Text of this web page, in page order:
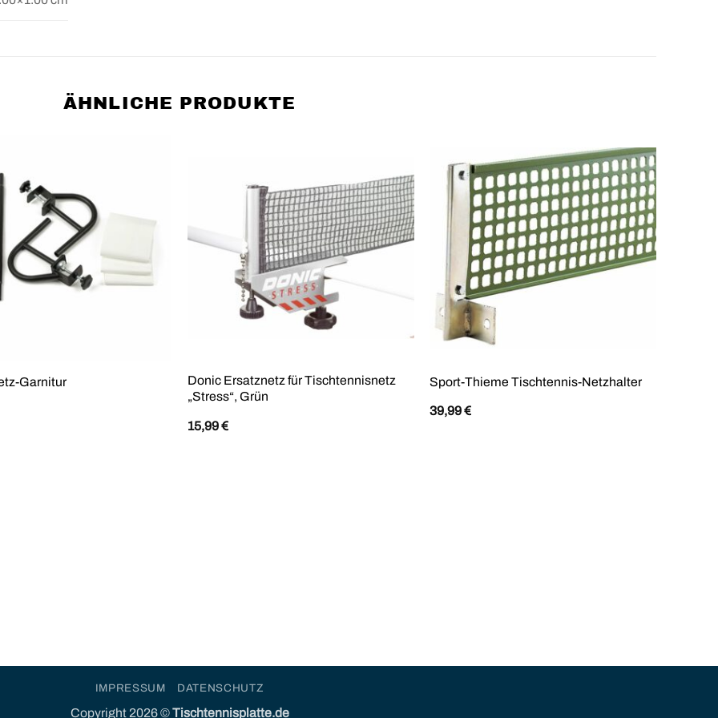
ÄHNLICHE PRODUKTE
Garnitur
Donic Ersatznetz für Tischtennisnetz
„Stress“, Grün
15,99€
Sport-Thieme Tischtennis-Netzhalter
39,99€
IMPRESSUM DATENSCHUTZ
Copyright 2026 ©Tischtennisplatte.de